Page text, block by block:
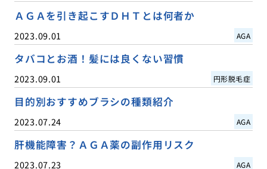
ＡＧＡを引き起こすＤＨＴとは何者か
2023.09.01 AGA
タバコとお酒！髪には良くない習慣
2023.09.01 円形脱毛症
目的別おすすめブラシの種類紹介
2023.07.24 AGA
肝機能障害？ＡＧＡ薬の副作用リスク
2023.07.23 AGA